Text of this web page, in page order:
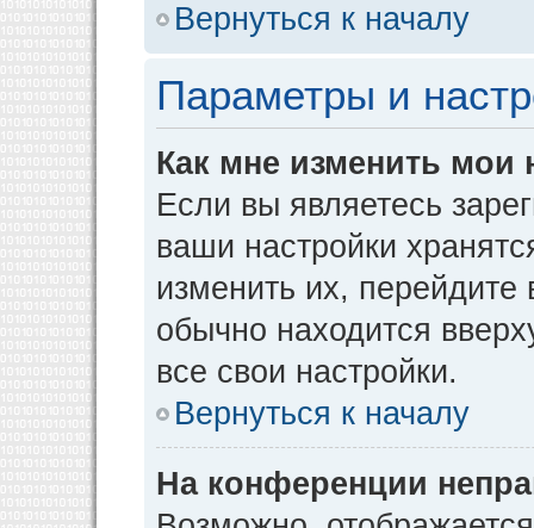
Вернуться к началу
Параметры и
Как мне изменить мои
Если вы являетесь
ваши настройки
изменить их, перейдите
обычно находится
все свои настройки.
Вернуться к началу
На конференции